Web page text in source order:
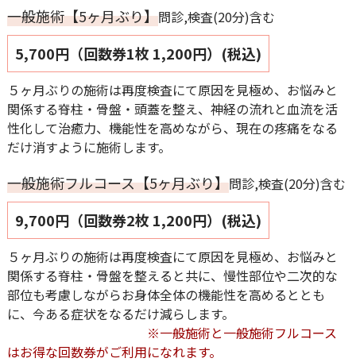
一般施術【5ヶ月ぶり】問診,検査(20分)含む
5,700円（回数券1枚 1,200円）(税込)
５ヶ月ぶりの施術は再度検査にて原因を見極め、お悩みと
関係する脊柱・骨盤・頭蓋を整え、神経の流れと血流を活
性化して治癒力、機能性を高めながら、現在の疼痛をなる
だけ消すように施術します。
一般施術フルコース【5ヶ月ぶり】問診,検査(20分)含む
9,700円（回数券2枚 1,200円）(税込)
５ヶ月ぶりの施術は再度検査にて原因を見極め、お悩みと
関係する脊柱・骨盤を整えると共に、慢性部位や二次的な
部位も考慮しながらお身体全体の機能性を高めるととも
に、今ある症状をなるだけ減らします。
※一般施術と一般施術フルコース
はお得な回数券がご利用になれます。